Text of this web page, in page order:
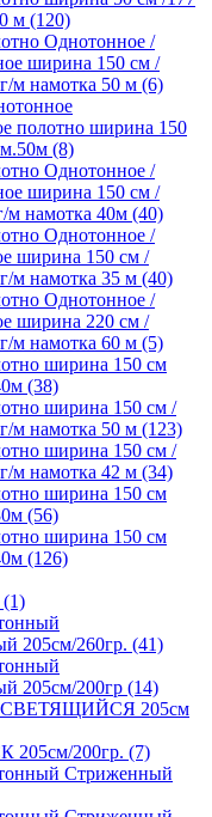
м (120)
Однотонное /
ширина 150 см /
м намотка 50 м (6)
полотно ширина 150
(8)
Однотонное /
ширина 150 см /
м намотка 40м (40)
Однотонное /
ширина 150 см /
м намотка 35 м (40)
Однотонное /
ширина 220 см /
м намотка 60 м (5)
ширина 150 см
(38)
ширина 150 см /
м намотка 50 м (123)
ширина 150 см /
м намотка 42 м (34)
ширина 150 см
(56)
ширина 150 см
(126)
(1)
205см/260гр. (41)
205см/200гр (14)
СВЕТЯЩИЙСЯ 205см
205см/200гр. (7)
Стриженный